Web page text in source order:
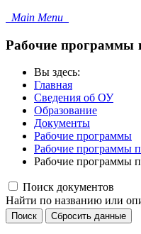
Main Menu
Рабочие
Вы здесь:
Главная
Сведения об ОУ
Образование
Документы
Рабочие программы
Рабочие программы
Рабочие программы
Поиск документов
Найти по названию или
Поиск Сбросить данные